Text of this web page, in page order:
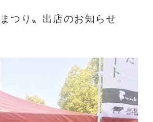
まつり〟出店のお知らせ